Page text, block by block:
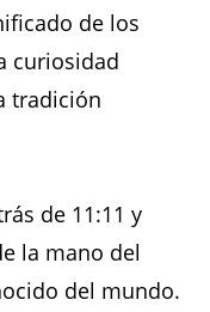
de los
curiosidad
tradición
de 11:11 y
la mano del
del mundo.